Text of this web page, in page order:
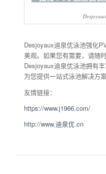
Desjoyaux迪泉优泳池强化
美观。如果您有需要，请随
Desjoyaux迪泉优泳池拥有
为您提供一站式泳池解决方案
友情链接：
https://www.j1966.com/
http://www.迪泉优.cn